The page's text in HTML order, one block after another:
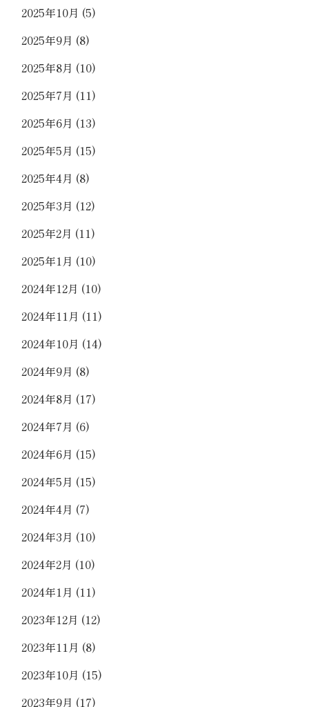
2025年10月 (5)
2025年9月 (8)
2025年8月 (10)
2025年7月 (11)
2025年6月 (13)
2025年5月 (15)
2025年4月 (8)
2025年3月 (12)
2025年2月 (11)
2025年1月 (10)
2024年12月 (10)
2024年11月 (11)
2024年10月 (14)
2024年9月 (8)
2024年8月 (17)
2024年7月 (6)
2024年6月 (15)
2024年5月 (15)
2024年4月 (7)
2024年3月 (10)
2024年2月 (10)
2024年1月 (11)
2023年12月 (12)
2023年11月 (8)
2023年10月 (15)
2023年9月 (17)